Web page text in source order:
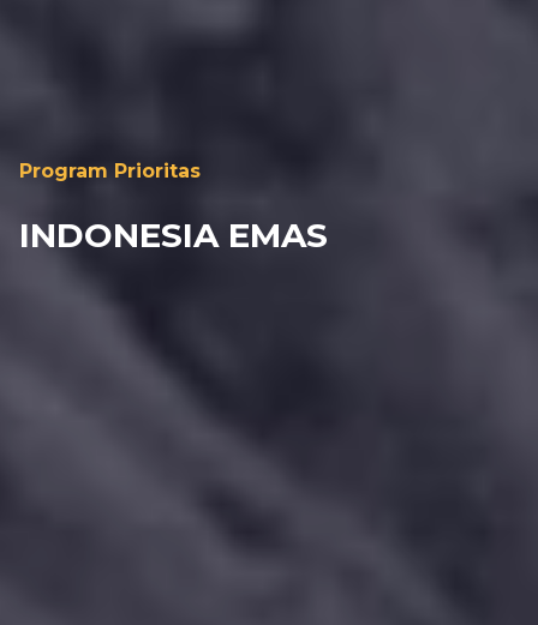
Program Prioritas
INDONESIA EMAS